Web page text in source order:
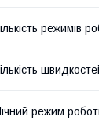
режимів
режим